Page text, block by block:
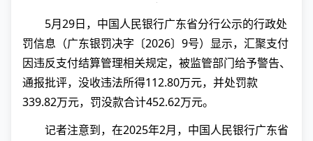
5月29日，中国人民银行广东省分行公示的行政处
罚信息（广东银罚决字〔2026〕9号）显示，汇聚支付
因违反支付结算管理相关规定，被监管部门给予警告、
通报批评，没收违法所得112.80万元，并处罚款
339.82万元，罚没款合计452.62万元。
记者注意到，在2025年2月，中国人民银行广东省